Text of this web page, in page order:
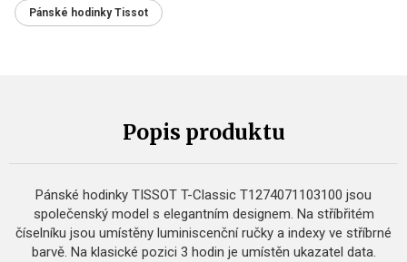
Pánské hodinky Tissot
Popis produktu
Pánské hodinky TISSOT T-Classic T1274071103100 jsou
společenský model s elegantním designem. Na stříbřitém
číselníku jsou umístěny luminiscenční ručky a indexy ve stříbrné
barvě. Na klasické pozici 3 hodin je umístěn ukazatel data.